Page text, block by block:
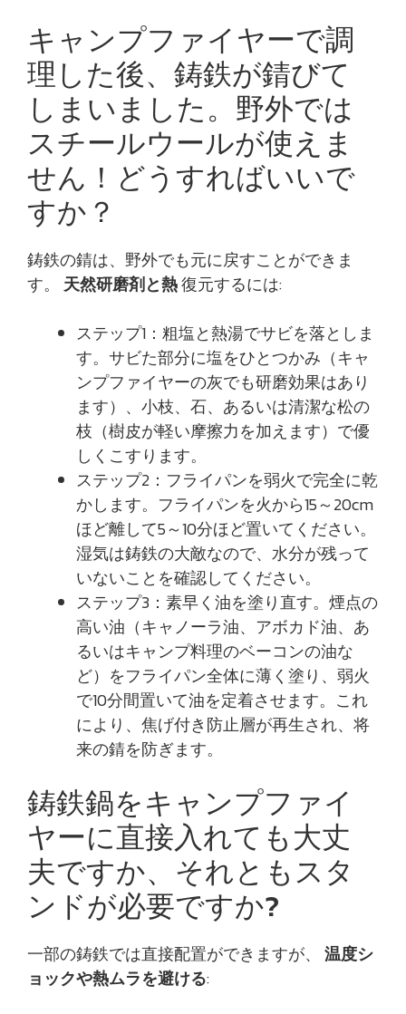
キャンプファイヤーで調
理した後、鋳鉄が錆びて
しまいました。野外では
スチールウールが使えま
せん！どうすればいいで
すか？
鋳鉄の錆は、野外でも元に戻すことができま
す。 天然研磨剤と熱復元するには:
ステップ1：粗塩と熱湯でサビを落としま
す。サビた部分に塩をひとつかみ（キャ
ンプファイヤーの灰でも研磨効果はあり
ます）、小枝、石、あるいは清潔な松の
枝（樹皮が軽い摩擦力を加えます）で優
しくこすります。
ステップ2：フライパンを弱火で完全に乾
かします。フライパンを火から15～20cm
ほど離して5～10分ほど置いてください。
湿気は鋳鉄の大敵なので、水分が残って
いないことを確認してください。
ステップ3：素早く油を塗り直す。煙点の
高い油（キャノーラ油、アボカド油、あ
るいはキャンプ料理のベーコンの油な
ど）をフライパン全体に薄く塗り、弱火
で10分間置いて油を定着させます。これ
により、焦げ付き防止層が再生され、将
来の錆を防ぎます。
鋳鉄鍋をキャンプファイ
ヤーに直接入れても大丈
夫ですか、それともスタ
ンドが必要ですか?
一部の鋳鉄では直接配置ができますが、 温度シ
ョックや熱ムラを避ける: